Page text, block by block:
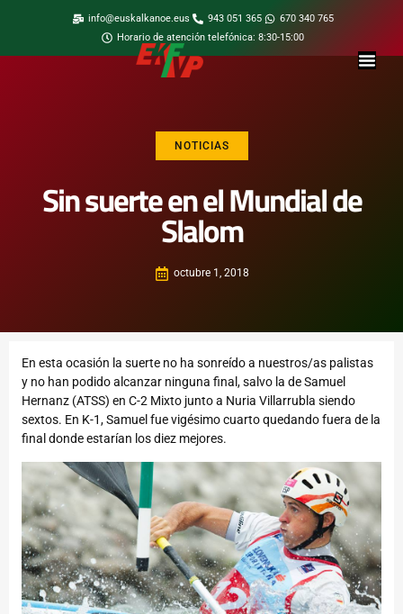
info@euskalkanoe.eus 943 051 365
670 340 765
Horario de atención telefónica: 8:30-15:00
NOTICIAS
Sin suerte en el Mundial de
Slalom
octubre 1, 2018
En esta ocasión la suerte no ha sonreído a nuestros/as palistas
y no han podido alcanzar ninguna final, salvo la de Samuel
Hernanz (ATSS) en C-2 Mixto junto a Nuria Villarrubla siendo
sextos. En K-1, Samuel fue vigésimo cuarto quedando fuera de la
final donde estarían los diez mejores.